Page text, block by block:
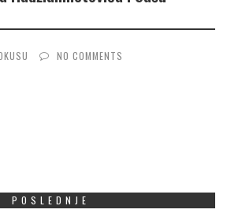
NO COMMENTS
POSLEDNJE